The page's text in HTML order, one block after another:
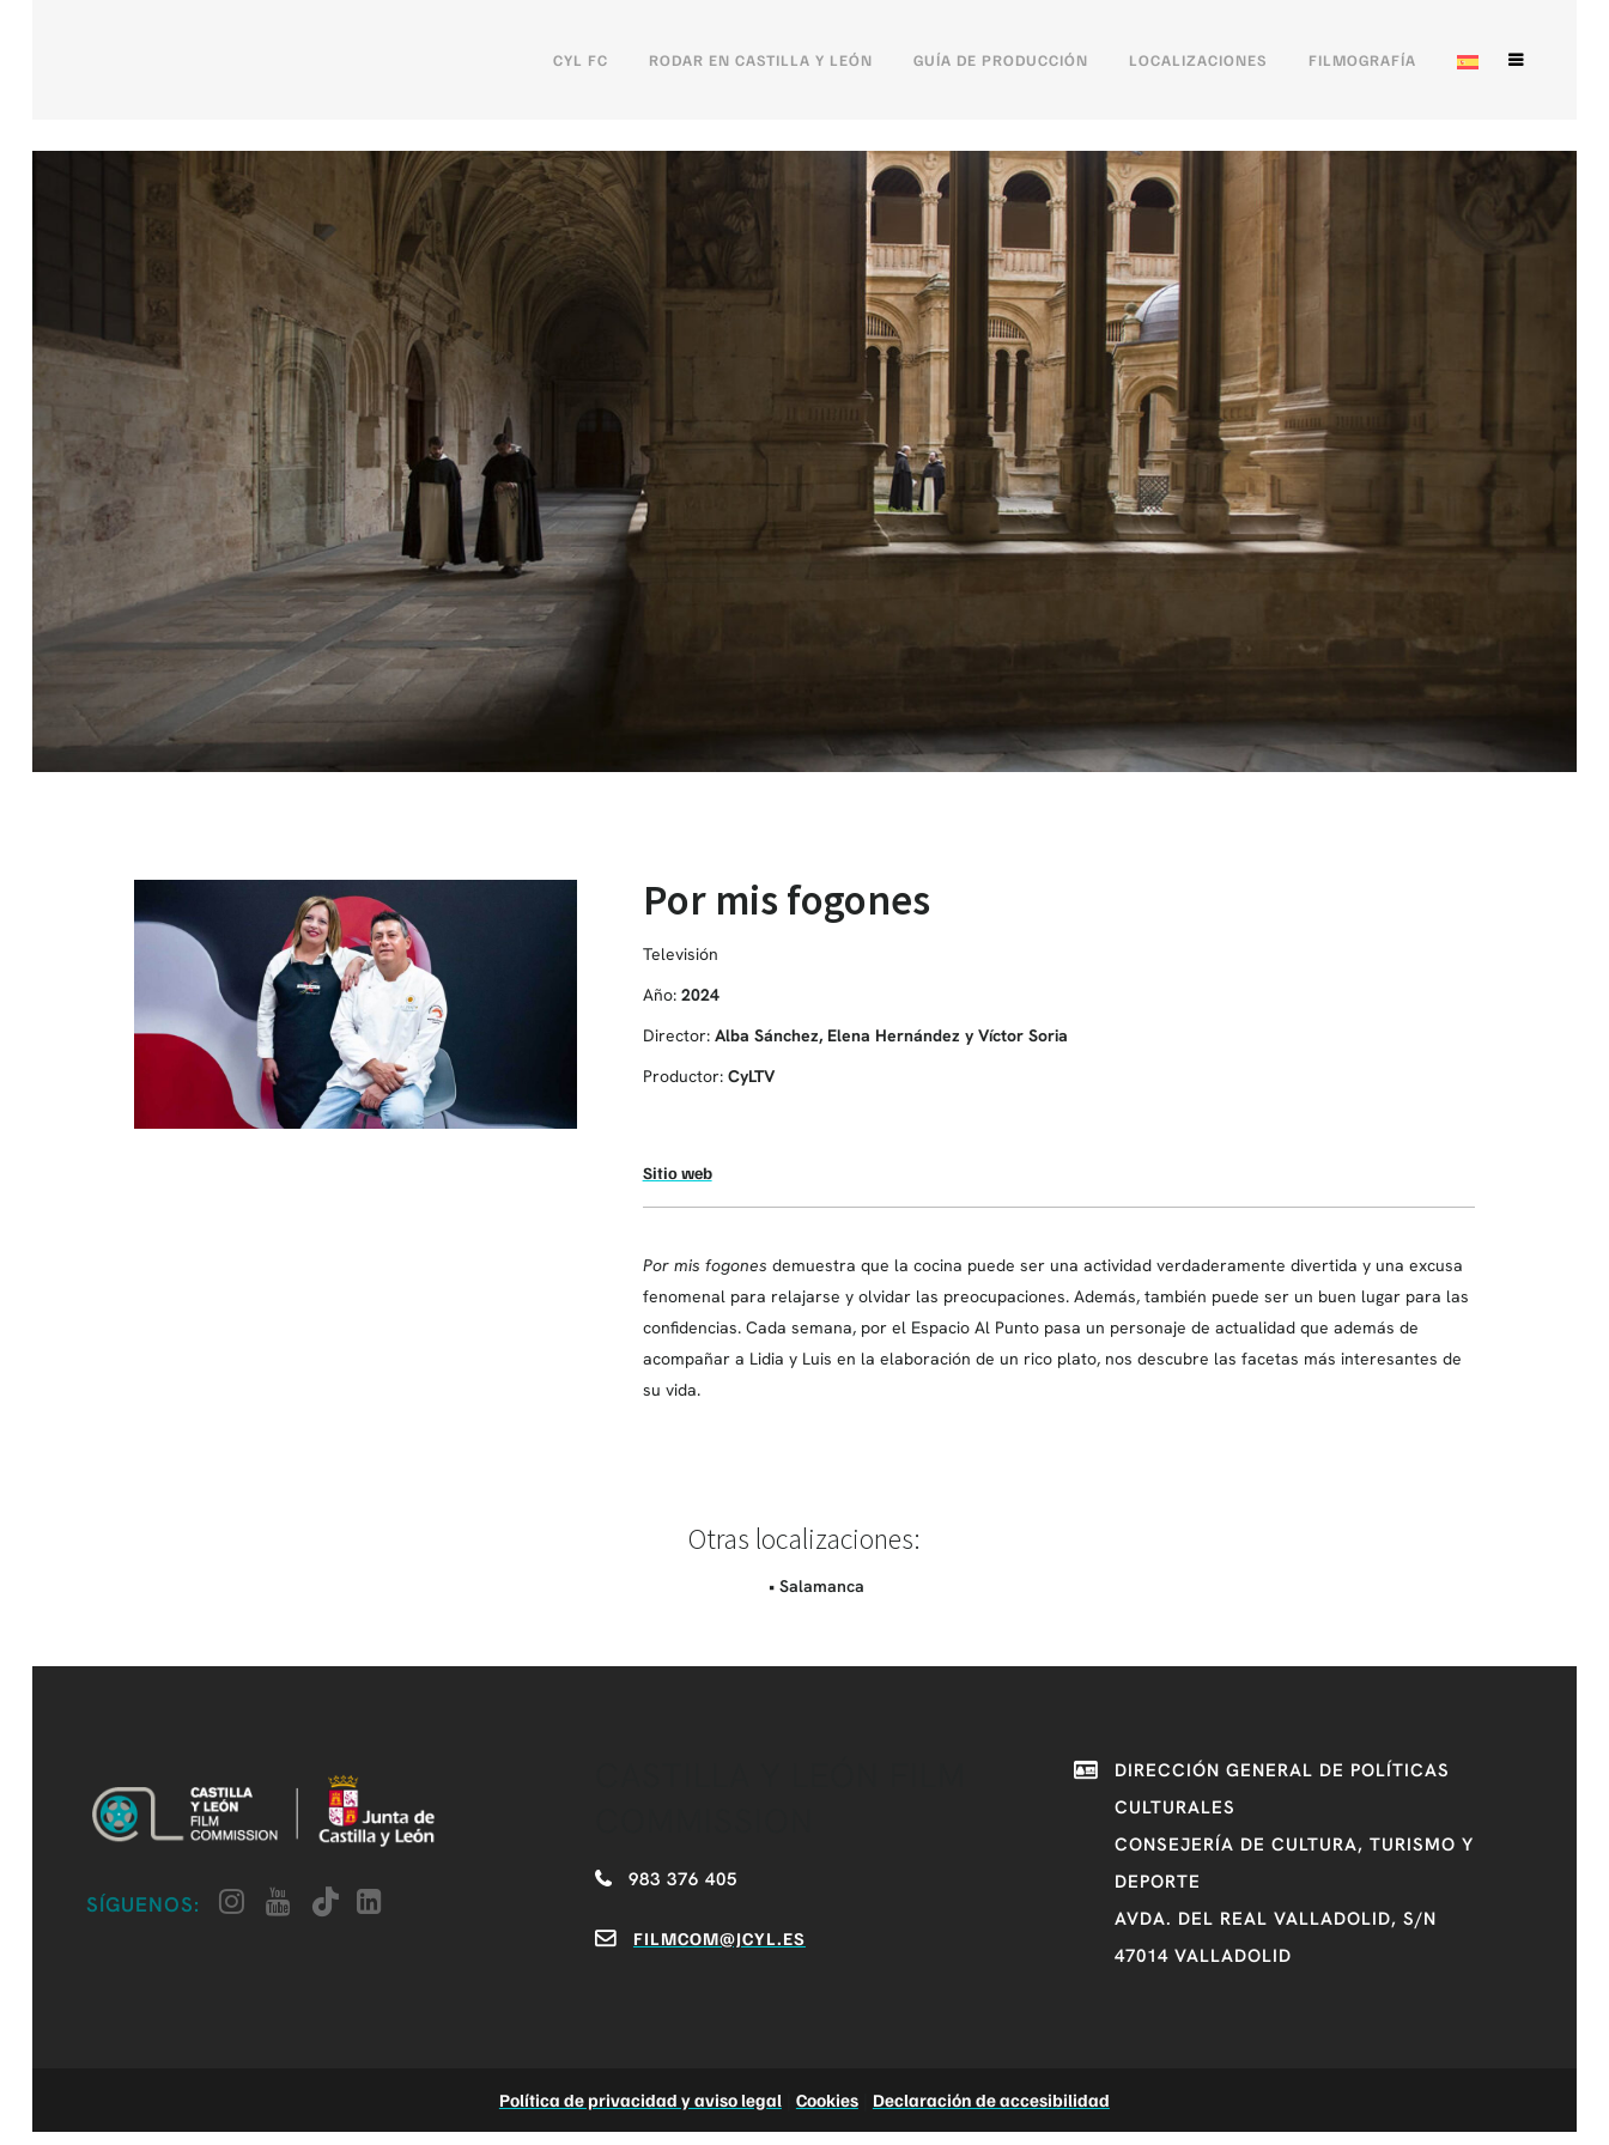
CYL FC RODAR EN CASTILLA Y LEÓN GUÍA DE PRODUCCIÓN LOCALIZACIONES FILMOGRAFÍA
Por mis fogones
Televisión
Año: 2024
Director: Alba Sánchez, Elena Hernández y Víctor Soria
Productor: CyLTV
Sitio web
Por mis fogones demuestra que la cocina puede ser una actividad verdaderamente divertida y una excusa
fenomenal para relajarse y olvidar las preocupaciones. Además, también puede ser un buen lugar para las
confidencias. Cada semana, por el Espacio Al Punto pasa un personaje de actualidad que además de
acompañar a Lidia y Luis en la elaboración de un rico plato, nos descubre las facetas más interesantes de
su vida.
Otras localizaciones:
• Salamanca
SÍGUENOS:
983 376 405
FILMCOM@JCYL.ES
DIRECCIÓN GENERAL DE POLÍTICAS
CULTURALES
CONSEJERÍA DE CULTURA, TURISMO Y
DEPORTE
AVDA. DEL REAL VALLADOLID, S/N
47014 VALLADOLID
Política de privacidad y aviso legal| Cookies| Declaración de accesibilidad